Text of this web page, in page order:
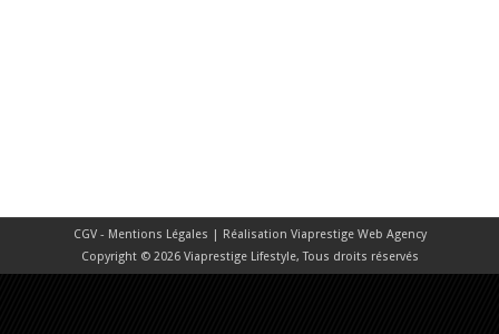
CGV - Mentions Légales | Réalisation Viaprestige Web Agency
Copyright © 2026 Viaprestige Lifestyle, Tous droits réservés